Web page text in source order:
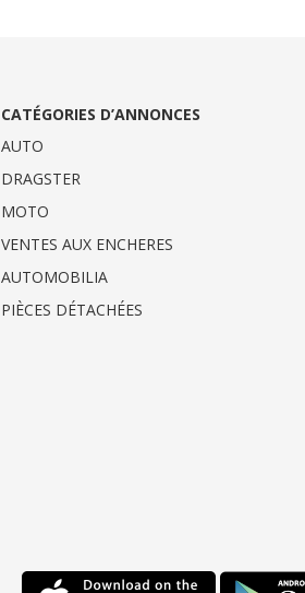
CATÉGORIES D’ANNONCES
AUTO
DRAGSTER
MOTO
VENTES AUX ENCHERES
AUTOMOBILIA
PIÈCES DÉTACHÉES